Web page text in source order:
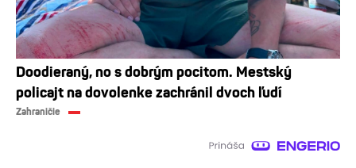
Doodieraný, no s dobrým pocitom. Mestský
policajt na dovolenke zachránil dvoch ľudí
Zahraničie